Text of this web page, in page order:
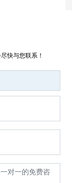
快与您联系！